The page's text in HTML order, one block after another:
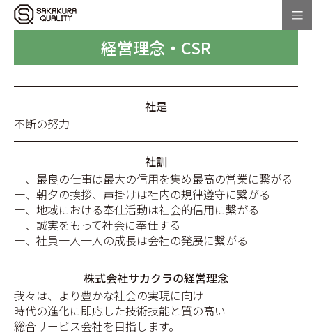
経営理念・CSR
社是
不断の努力
社訓
一、最良の仕事は最大の信用を集め最高の営業に繋がる
一、朝夕の挨拶、声掛けは社内の規律遵守に繋がる
一、地域における奉仕活動は社会的信用に繋がる
一、誠実をもって社会に奉仕する
一、社員一人一人の成長は会社の発展に繋がる
株式会社サカクラの経営理念
我々は、より豊かな社会の実現に向け
時代の進化に即応した技術技能と質の高い
総合サービス会社を目指します。